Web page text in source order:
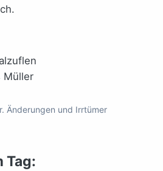
Müller
Änderungen und Irrtümer
Tag: